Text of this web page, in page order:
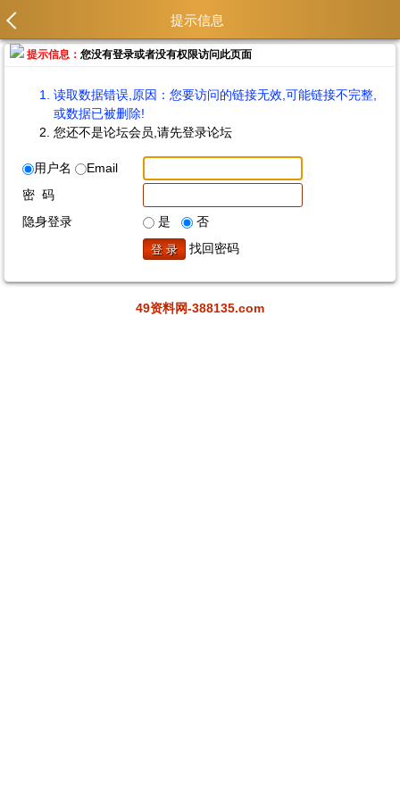
提示信息
提示信息：您没有登录或者没有权限访问此页面
读取数据错误,原因：您要访问的链接无效,可能链接不完整,
或数据已被删除!
您还不是论坛会员,请先登录论坛
用户名
Email
密 码
隐身登录
是
否
找回密码
49资料网-388135.com